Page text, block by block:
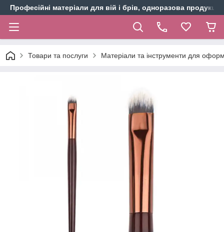
Професійні матеріали для вій і брів, одноразова продукція
Товари та послуги Матеріали та інструменти для